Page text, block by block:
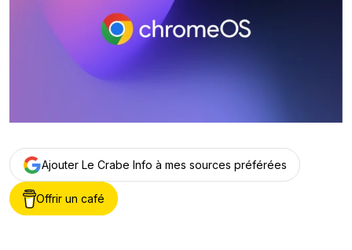
Ajouter Le Crabe Info à mes sources préférées
Offrir un café